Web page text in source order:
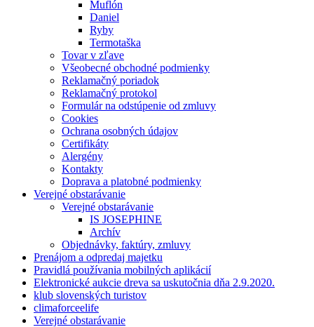
Muflón
Daniel
Ryby
Termotaška
Tovar v zľave
Všeobecné obchodné podmienky
Reklamačný poriadok
Reklamačný protokol
Formulár na odstúpenie od zmluvy
Cookies
Ochrana osobných údajov
Certifikáty
Alergény
Kontakty
Doprava a platobné podmienky
Verejné obstarávanie
Verejné obstarávanie
IS JOSEPHINE
Archív
Objednávky, faktúry, zmluvy
Prenájom a odpredaj majetku
Pravidlá používania mobilných aplikácií
Elektronické aukcie dreva sa uskutočnia dňa 2.9.2020.
klub slovenských turistov
climaforceelife
Verejné obstarávanie